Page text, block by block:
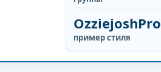
OzziejoshPro
пример стиля